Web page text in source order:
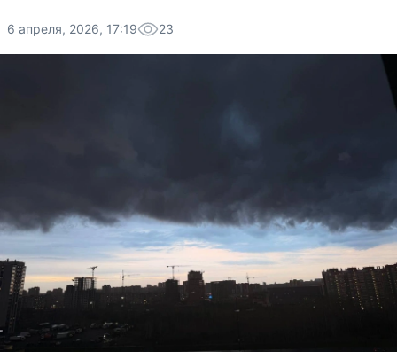
6 апреля, 2026, 17:19 23